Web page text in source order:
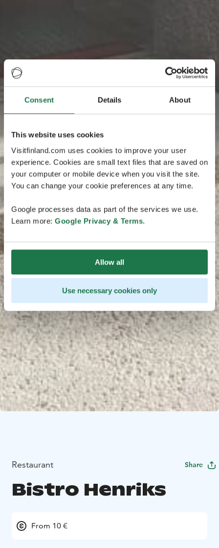
Consent Details About
This website uses cookies
Visitfinland.com uses cookies to improve your user
experience. Cookies are small text files that are saved on
your computer or mobile device when you visit the site.
You can change your cookie preferences at any time.
Google processes data as part of the services we use.
Learn more: Google Privacy & Terms.
Allow all
Use necessary cookies only
Restaurant Share
Bistro Henriks
From 10 €